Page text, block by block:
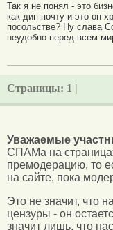
Так я не понял - это
как дип почту и это он
посольстве? Ну слава
неудобно перед всем
Страницы: 1 |
Уважаемые
СПАМа на
премодерацию, то
на сайте, пока
Это не значит, что
цензуры - он
значит лишь, что